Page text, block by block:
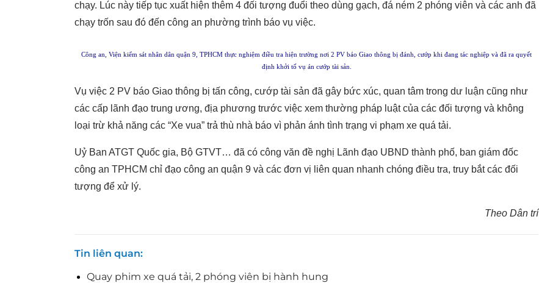
chạy. Lúc này tiếp tục xuất hiện thêm 4 đối tượng đuổi theo dùng gạch, đá ném 2 phóng viên và các anh đã
chạy trốn sau đó đến công an phường trình báo vụ việc.
Công an, Viện kiểm sát nhân dân quận 9, TPHCM thực nghiệm điều tra hiện trường nơi 2 PV báo Giao thông bị đánh, cướp khi đang tác nghiệp và đã ra quyết
định khởi tố vụ án cướp tài sản.
Vụ việc 2 PV báo Giao thông bị tấn công, cướp tài sản đã gây bức xúc, quan tâm trong dư luận cũng như
các cấp lãnh đạo trung ương, địa phương trước việc xem thường pháp luật của các đối tượng và không
loại trừ khả năng các “Xe vua” trả thù nhà báo vì phản ánh tình trạng vi phạm xe quá tải.
Uỷ Ban ATGT Quốc gia, Bộ GTVT… đã có công văn đề nghị Lãnh đạo UBND thành phố, ban giám đốc
công an TPHCM chỉ đạo công an quận 9 và các đơn vị liên quan nhanh chóng điều tra, truy bắt các đối
tượng để xử lý.
Theo Dân trí
Tin liên quan
Quay phim xe quá tải, 2 phóng viên bị hành hung